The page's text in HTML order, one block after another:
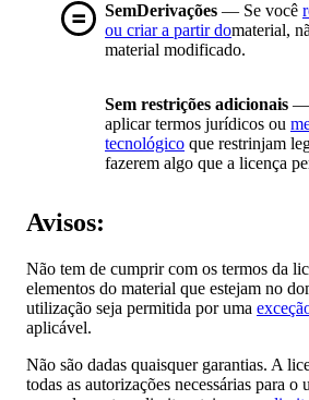
SemDerivações — Se você
ou criar a partir domaterial,
material modificado.
Sem restrições adicionais —
aplicar termos jurídicos ou
tecnológico que restrinjam
fazerem algo que a licença
Avisos:
Não tem de cumprir com os termos da
elementos do material que estejam no
utilização seja permitida por uma
aplicável.
Não são dadas quaisquer garantias. A
todas as autorizações necessárias para o